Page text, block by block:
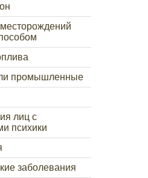
промышленные
лиц с
психики
заболевания